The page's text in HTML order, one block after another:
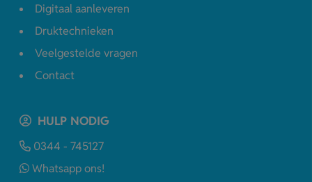
Digitaal aanleveren
Druktechnieken
Veelgestelde vragen
Contact
HULP NODIG
0344 - 745127
Whatsapp ons!